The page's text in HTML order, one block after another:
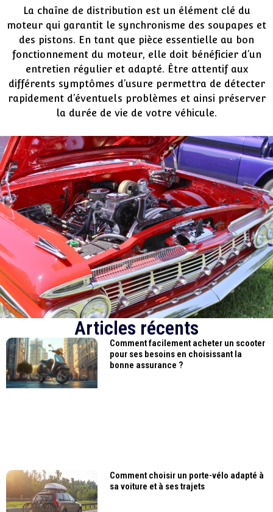
La chaîne de distribution est un élément clé du
moteur qui garantit le synchronisme des soupapes et
des pistons. En tant que pièce essentielle au bon
fonctionnement du moteur, elle doit bénéficier d’un
entretien régulier et adapté. Être attentif aux
différents symptômes d’usure permettra de détecter
rapidement d’éventuels problèmes et ainsi préserver
la durée de vie de votre véhicule.
Articles récents
Comment facilement acheter un scooter
pour ses besoins en choisissant la
bonne assurance ?
Comment choisir un porte-vélo adapté à
sa voiture et à ses trajets